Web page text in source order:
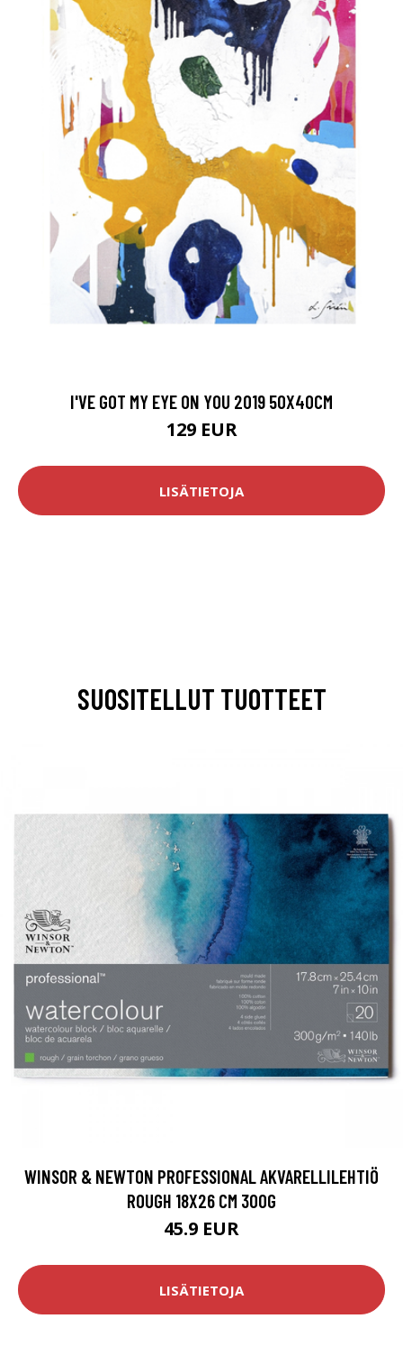
I'VE GOT MY EYE ON YOU 2019 50X40CM
129 EUR
LISÄTIETOJA
SUOSITELLUT TUOTTEET
WINSOR & NEWTON PROFESSIONAL AKVARELLILEHTIÖ
ROUGH 18X26 CM 300G
45.9 EUR
LISÄTIETOJA